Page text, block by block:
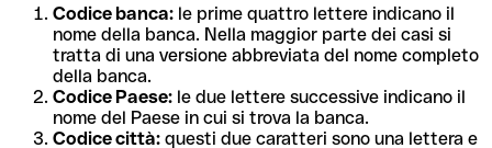
Codice banca: le prime quattro lettere indicano il
nome della banca. Nella maggior parte dei casi si
tratta di una versione abbreviata del nome completo
della banca.
Codice Paese: le due lettere successive indicano il
nome del Paese in cui si trova la banca.
Codice città: questi due caratteri sono una lettera e